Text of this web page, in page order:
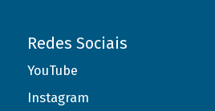
Redes Sociais
YouTube
Instagram